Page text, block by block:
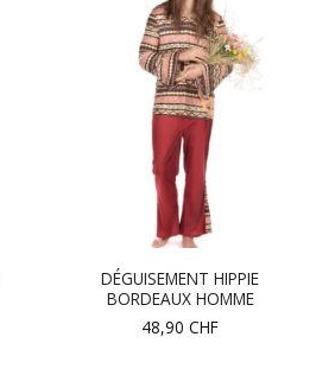
DÉGUISEMENT HIPPIE
BORDEAUX HOMME
48,90 CHF